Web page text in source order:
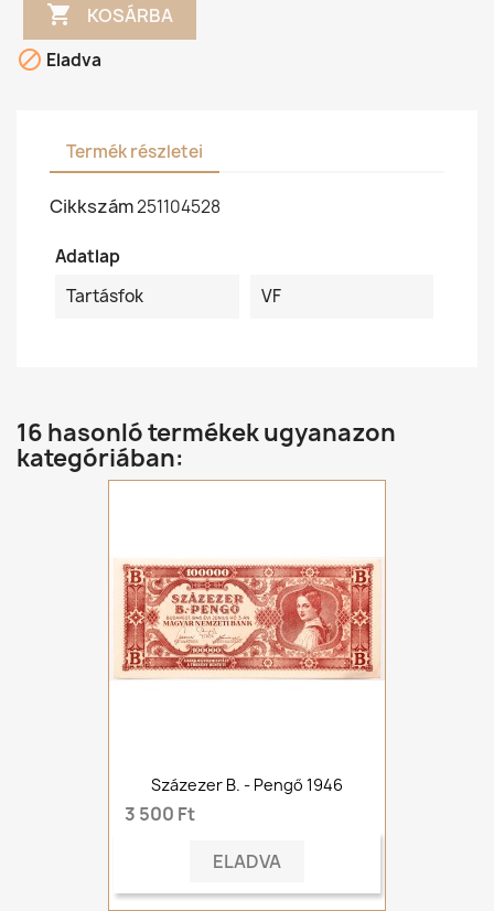
 KOSÁRBA
 Eladva
Termék részletei
Cikkszám251104528
Adatlap
Tartásfok
VF
16 hasonló termékek ugyanazon
kategóriában:
Százezer B. - Pengő 1946
3 500 Ft
ELADVA